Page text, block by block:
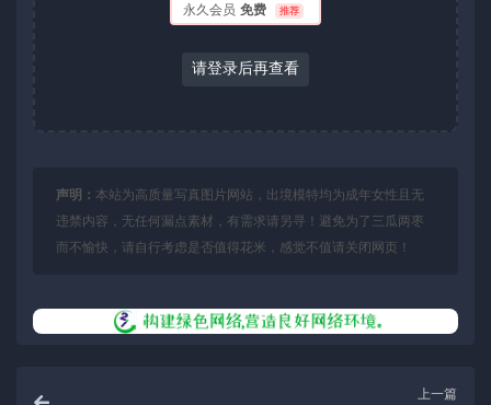
永久会员 免费 推荐
请登录后再查看
声明： 本站为高质量写真图片网站，出境模特均为成年女性且无
违禁内容，无任何漏点素材，有需求请另寻！避免为了三瓜两枣
而不愉快，请自行考虑是否值得花米，感觉不值请关闭网页！
上一篇